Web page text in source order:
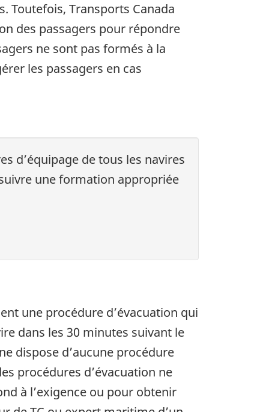
Toutefois, Transports Canada
des passagers pour répondre
ne sont pas formés à la
les passagers en cas
d’équipage de tous les navires
une formation appropriée
une procédure d’évacuation qui
dans les 30 minutes suivant le
dispose d’aucune procédure
procédures d’évacuation ne
à l’exigence ou pour obtenir